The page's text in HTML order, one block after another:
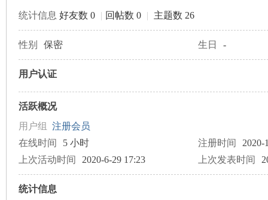
统计信息 好友数 0 | 回帖数 0 | 主题数 26
性别 保密 生日 -
用户认证
活跃概况
用户组 注册会员
在线时间
5 小时 注册时间
2020-
上次活动时间
2020-6-29 17:23 上次发表时间
统计信息